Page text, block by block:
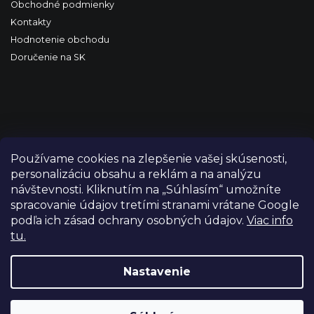
Používame cookies na zlepšenie vašej skúsenosti,
personalizáciu obsahu a reklám a na analýzu
návštevnosti. Kliknutím na „Súhlasím“ umožníte
spracovanie údajov tretími stranami vrátane Google
podľa ich zásad ochrany osobných údajov. Viac info
tu.
Nastavenie
Obchodné podmienky
Kontakty
Hodnotenie obchodu
Doručenie na SK
Copyright 2026FILM-TECHNIKA. Všetky práva vyhradené.
Upraviť nastavenie cookies